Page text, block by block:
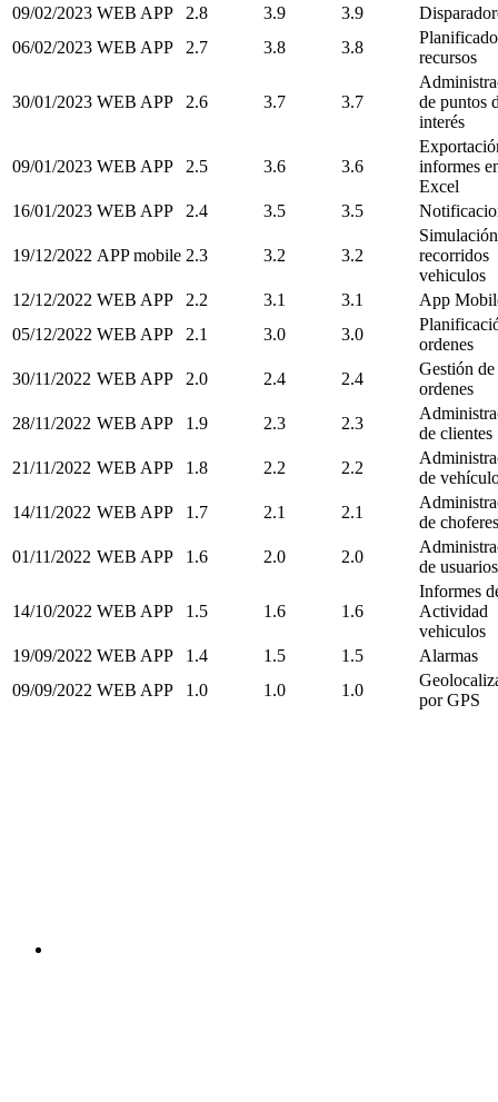
09/02/2023 WEB APP 2.8 3.9 3.9
06/02/2023 WEB APP 2.7 3.8 3.8
recursos
30/01/2023 WEB APP 2.6 3.7 3.7
de puntos
interés
09/01/2023 WEB APP 2.5 3.6 3.6
informes
Excel
16/01/2023 WEB APP 2.4 3.5 3.5
19/12/2022 APP mobile 2.3 3.2 3.2
Simulación
recorridos
vehiculos
12/12/2022 WEB APP 2.2 3.1 3.1
App
05/12/2022 WEB APP 2.1 3.0 3.0
ordenes
30/11/2022 WEB APP 2.0 2.4 2.4
Gestión de
ordenes
28/11/2022 WEB APP 1.9 2.3 2.3
de clientes
21/11/2022 WEB APP 1.8 2.2 2.2
de
14/11/2022 WEB APP 1.7 2.1 2.1
de choferes
01/11/2022 WEB APP 1.6 2.0 2.0
de usuarios
14/10/2022 WEB APP 1.5 1.6 1.6
Informes
Actividad
vehiculos
19/09/2022 WEB APP 1.4 1.5 1.5
Alarmas
09/09/2022 WEB APP 1.0 1.0 1.0
por GPS